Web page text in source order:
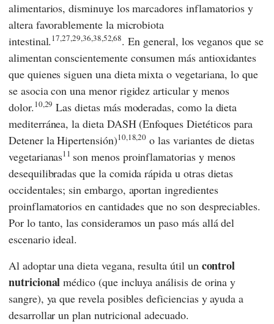
alimentarios, disminuye los marcadores inflamatorios y
altera favorablemente la microbiota
intestinal.17,27,29,36,38,52,68. En general, los veganos que se
alimentan conscientemente consumen más antioxidantes
que quienes siguen una dieta mixta o vegetariana, lo que
se asocia con una menor rigidez articular y menos
dolor.10,29 Las dietas más moderadas, como la dieta
mediterránea, la dieta DASH (Enfoques Dietéticos para
Detener la Hipertensión)10,18,20 o las variantes de dietas
vegetarianas11 son menos proinflamatorias y menos
desequilibradas que la comida rápida u otras dietas
occidentales; sin embargo, aportan ingredientes
proinflamatorios en cantidades que no son despreciables.
Por lo tanto, las consideramos un paso más allá del
escenario ideal.
Al adoptar una dieta vegana, resulta útil un control
nutricional médico (que incluya análisis de orina y
sangre), ya que revela posibles deficiencias y ayuda a
desarrollar un plan nutricional adecuado.